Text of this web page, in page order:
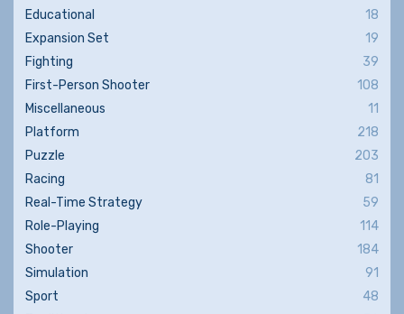
Educational
18
Expansion Set
19
Fighting
39
First-Person Shooter
108
Miscellaneous
11
Platform
218
Puzzle
203
Racing
81
Real-Time Strategy
59
Role-Playing
114
Shooter
184
Simulation
91
Sport
48